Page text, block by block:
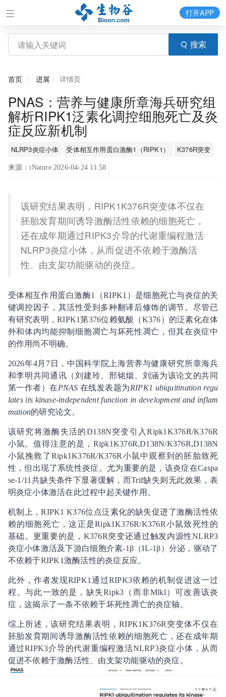
搜索
打开APP
首页 进展 详情页
PNAS：营养与健康所章海兵研究组
解析RIPK1泛素化调控细胞死亡及炎
症反应新机制
NLRP3炎症小体 受体相互作用蛋白激酶1（RIPK1） K376R突变
来源：iNature 2026-04-24 11:58
该研究结果表明，RIPK1K376R突变体不仅在
胚胎发育期间诱导激酶活性依赖的细胞死亡，
还在成年期通过RIPK3介导的代谢重编程激活
NLRP3炎症小体，从而促进不依赖于激酶活
性、由支架功能驱动的炎症。
受体相互作用蛋白激酶1（RIPK1）是细胞死亡与炎症的关
键调控因子，其活性受到多种翻译后修饰的调节。尽管已
有研究表明，RIPK1第376位赖氨酸（K376）的泛素化在体
外和体内均能抑制细胞凋亡与坏死性凋亡，但其在炎症中
的作用尚不明确。
2026年4月7日，中国科学院上海营养与健康研究所章海兵
和李明共同通讯（刘建玲、邢铭烟、刘涵为该论文的共同
第一作者）在PNAS 在线发表题为RIPK1 ubiquitination regu
lates its kinase-independent function in development and inflam
mation的研究论文。
该研究将激酶失活的D138N突变引入Ripk1K376R/K376R
小鼠。值得注意的是，Ripk1K376R,D138N/K376R,D138N
小鼠挽救了Ripk1K376R/K376R小鼠中观察到的胚胎致死
性，但出现了系统性炎症。尤为重要的是，该炎症在Caspa
se-1/11共缺失条件下显著缓解，而Trif缺失则无此效果，表
明炎症小体激活在此过程中起关键作用。
机制上，RIPK1 K376位点泛素化的缺失促进了激酶活性依
赖的细胞死亡，这正是Ripk1K376R/K376R小鼠致死性的
基础。更重要的是，K376R突变还通过触发内源性NLRP3
炎症小体激活及下游白细胞介素-1β（IL-1β）分泌，驱动了
不依赖于RIPK1激酶活性的炎症反应。
此外，作者发现RIPK1通过RIPK3依赖的机制促进这一过
程。与此一致的是，缺失Ripk3（而非Mlkl）可改善该炎
症，这揭示了一条不依赖于坏死性凋亡的炎症轴。
综上所述，该研究结果表明，RIPK1K376R突变体不仅在
胚胎发育期间诱导激酶活性依赖的细胞死亡，还在成年期
通过RIPK3介导的代谢重编程激活NLRP3炎症小体，从而
促进不依赖于激酶活性、由支架功能驱动的炎症。